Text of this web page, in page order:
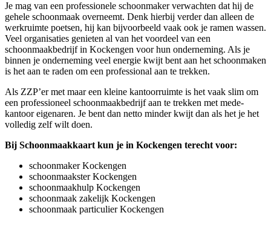
Je mag van een professionele schoonmaker verwachten dat hij de
gehele schoonmaak overneemt. Denk hierbij verder dan alleen de
werkruimte poetsen, hij kan bijvoorbeeld vaak ook je ramen wassen.
Veel organisaties genieten al van het voordeel van een
schoonmaakbedrijf in Kockengen voor hun onderneming. Als je
binnen je onderneming veel energie kwijt bent aan het schoonmaken
is het aan te raden om een professional aan te trekken.
Als ZZP’er met maar een kleine kantoorruimte is het vaak slim om
een professioneel schoonmaakbedrijf aan te trekken met mede-
kantoor eigenaren. Je bent dan netto minder kwijt dan als het je het
volledig zelf wilt doen.
Bij Schoonmaakkaart kun je in Kockengen terecht voor:
schoonmaker Kockengen
schoonmaakster Kockengen
schoonmaakhulp Kockengen
schoonmaak zakelijk Kockengen
schoonmaak particulier Kockengen